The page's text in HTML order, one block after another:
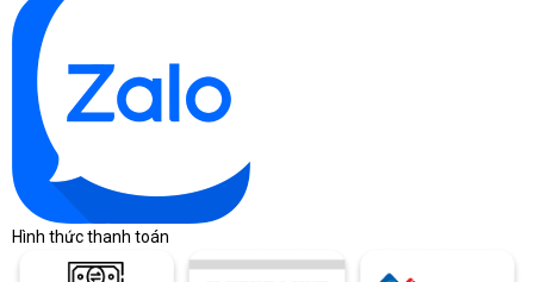
Hình thức thanh toán